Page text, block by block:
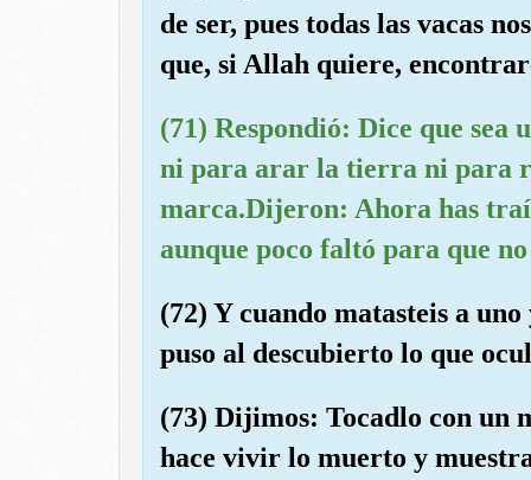
de ser, pues todas las vacas
que, si Allah quiere,
(71) Respondió: Dice que sea
ni para arar la tierra ni para
marca.Dijeron: Ahora has
aunque poco faltó para que
(72) Y cuando matasteis a
puso al descubierto lo que
(73) Dijimos: Tocadlo con un
hace vivir lo muerto y